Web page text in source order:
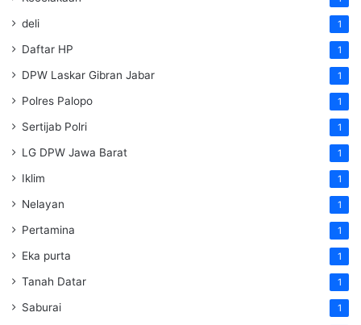
deli 1
Daftar HP 1
DPW Laskar Gibran Jabar 1
Polres Palopo 1
Sertijab Polri 1
LG DPW Jawa Barat 1
Iklim 1
Nelayan 1
Pertamina 1
Eka purta 1
Tanah Datar 1
Saburai 1